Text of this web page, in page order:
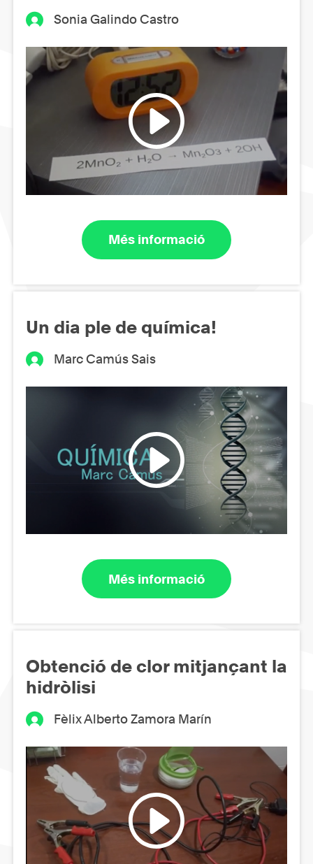
Sonia Galindo Castro
Més informació
Un dia ple de química!
Marc Camús Sais
Més informació
Obtenció de clor mitjançant la
hidròlisi
Fèlix Alberto Zamora Marín